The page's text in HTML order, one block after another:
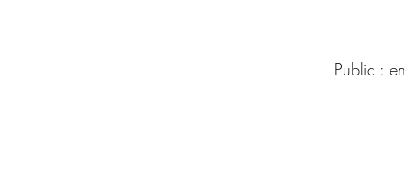
Public :